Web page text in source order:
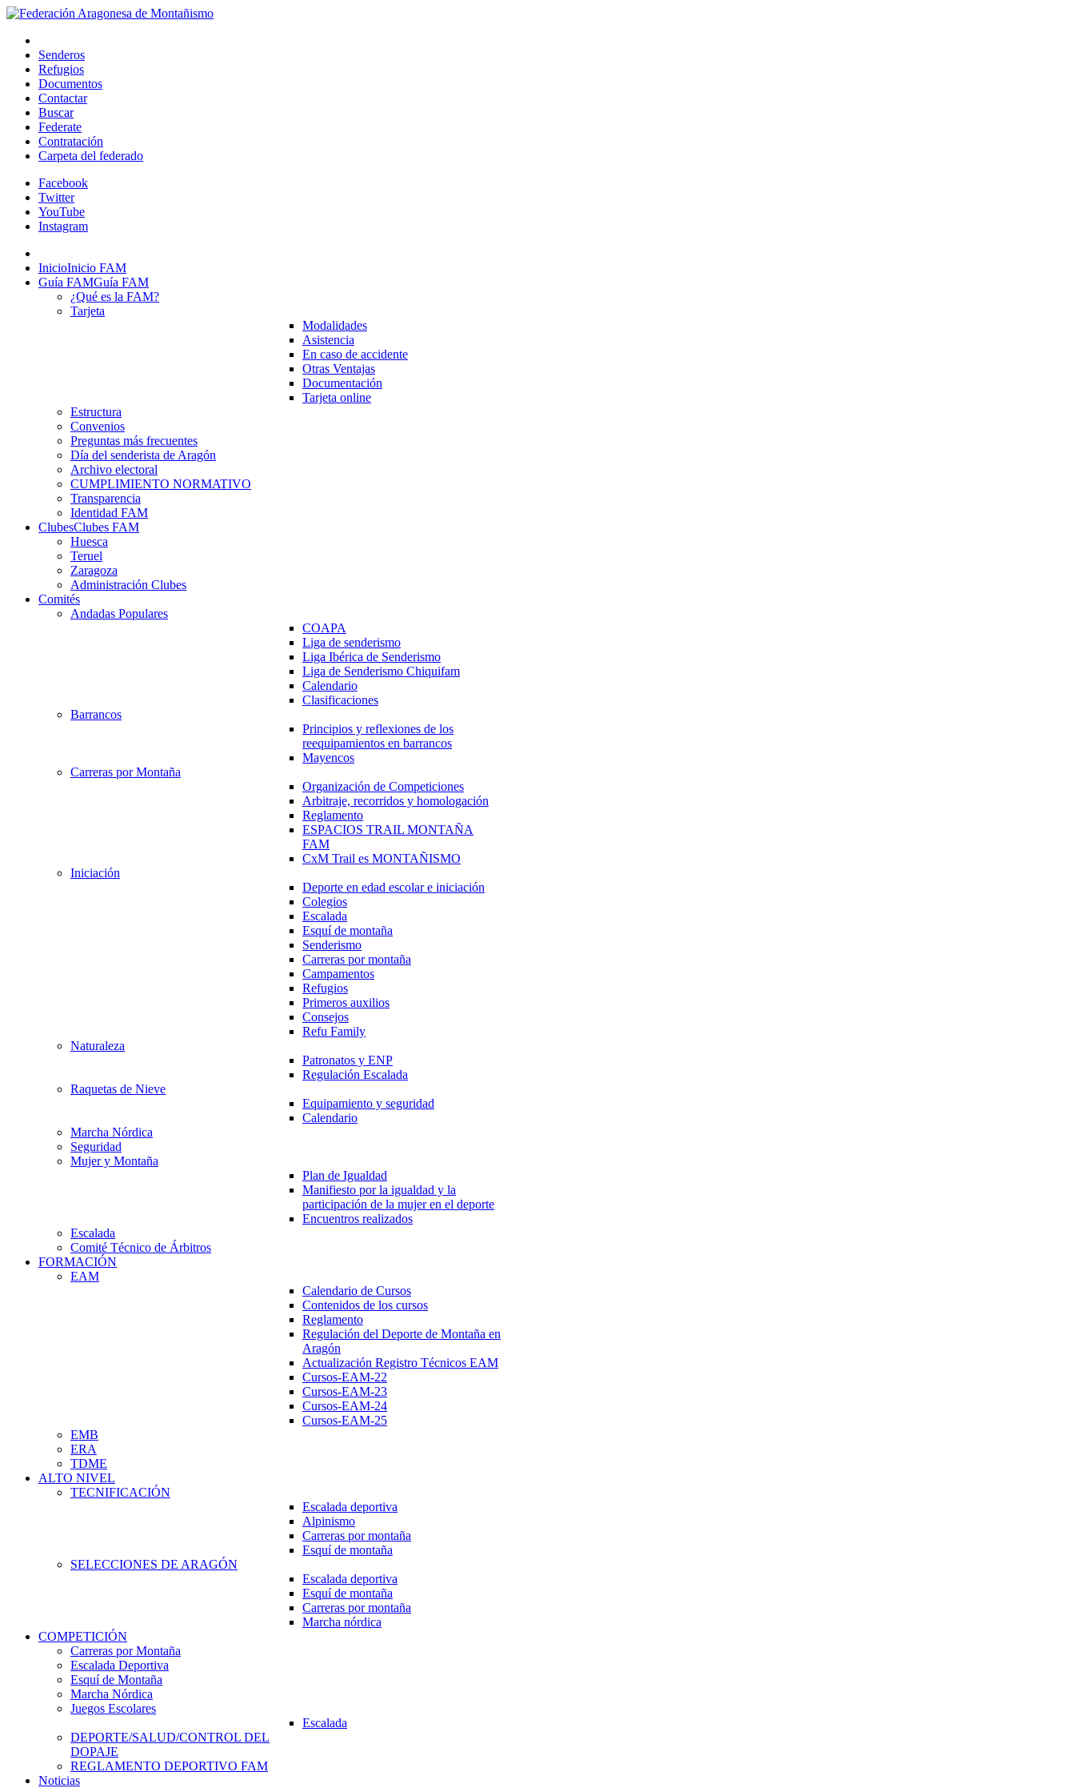
Senderos
Refugios
Documentos
Contactar
Buscar
Federate
Contratación
Carpeta del federado
Facebook
Twitter
YouTube
Instagram
InicioInicio FAM
Guía FAMGuía FAM
¿Qué es la FAM?
Tarjeta
Modalidades
Asistencia
En caso de accidente
Otras Ventajas
Documentación
Tarjeta online
Estructura
Convenios
Preguntas más frecuentes
Día del senderista de Aragón
Archivo electoral
CUMPLIMIENTO NORMATIVO
Transparencia
Identidad FAM
ClubesClubes FAM
Huesca
Teruel
Zaragoza
Administración Clubes
Comités
Andadas Populares
COAPA
Liga de senderismo
Liga Ibérica de Senderismo
Liga de Senderismo Chiquifam
Calendario
Clasificaciones
Barrancos
Principios y reflexiones de los
reequipamientos en barrancos
Mayencos
Carreras por Montaña
Organización de Competiciones
Arbitraje, recorridos y homologación
Reglamento
ESPACIOS TRAIL MONTAÑA
FAM
CxM Trail es MONTAÑISMO
Iniciación
Deporte en edad escolar e iniciación
Colegios
Escalada
Esquí de montaña
Senderismo
Carreras por montaña
Campamentos
Refugios
Primeros auxilios
Consejos
Refu Family
Naturaleza
Patronatos y ENP
Regulación Escalada
Raquetas de Nieve
Equipamiento y seguridad
Calendario
Marcha Nórdica
Seguridad
Mujer y Montaña
Plan de Igualdad
Manifiesto por la igualdad y la
participación de la mujer en el deporte
Encuentros realizados
Escalada
Comité Técnico de Árbitros
FORMACIÓN
EAM
Calendario de Cursos
Contenidos de los cursos
Reglamento
Regulación del Deporte de Montaña en
Aragón
Actualización Registro Técnicos EAM
Cursos-EAM-22
Cursos-EAM-23
Cursos-EAM-24
Cursos-EAM-25
EMB
ERA
TDME
ALTO NIVEL
TECNIFICACIÓN
Escalada deportiva
Alpinismo
Carreras por montaña
Esquí de montaña
SELECCIONES DE ARAGÓN
Escalada deportiva
Esquí de montaña
Carreras por montaña
Marcha nórdica
COMPETICIÓN
Carreras por Montaña
Escalada Deportiva
Esquí de Montaña
Marcha Nórdica
Juegos Escolares
Escalada
DEPORTE/SALUD/CONTROL DEL
DOPAJE
REGLAMENTO DEPORTIVO FAM
Noticias